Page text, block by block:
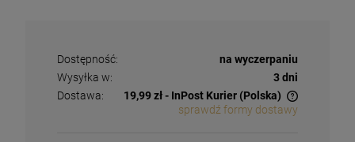
Dostępność:
na wyczerpaniu
Wysyłka w:
3 dni
Dostawa:
19,99 zł- InPost Kurier (Polska)
sprawdź formy dostawy